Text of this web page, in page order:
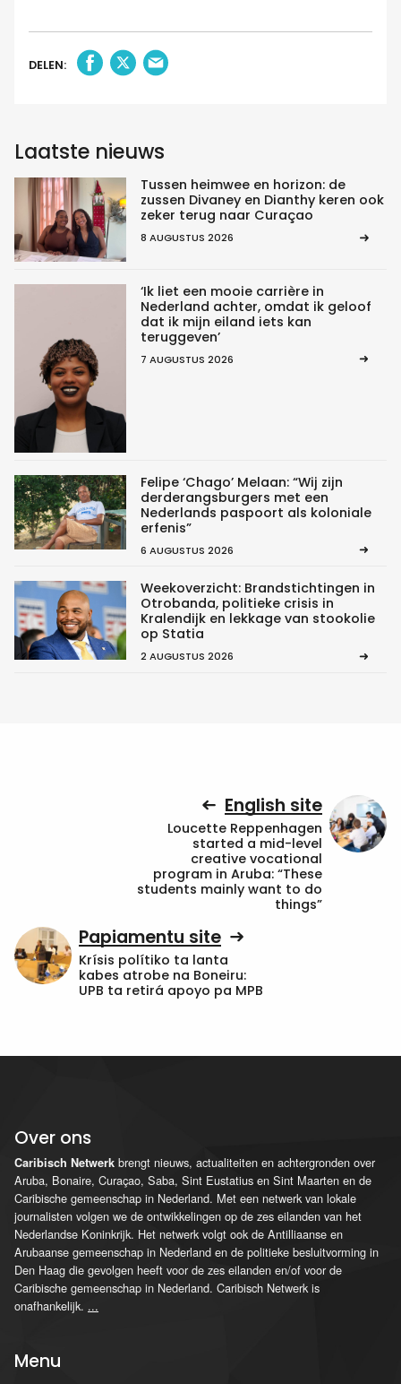
DELEN:
Laatste nieuws
Tussen heimwee en horizon: de
zussen Divaney en Dianthy keren ook
zeker terug naar Curaçao
8 AUGUSTUS 2026
‘Ik liet een mooie carrière in
Nederland achter, omdat ik geloof
dat ik mijn eiland iets kan
teruggeven’
7 AUGUSTUS 2026
Felipe ‘Chago’ Melaan: “Wij zijn
derderangsburgers met een
Nederlands paspoort als koloniale
erfenis”
6 AUGUSTUS 2026
Weekoverzicht: Brandstichtingen in
Otrobanda, politieke crisis in
Kralendijk en lekkage van stookolie
op Statia
2 AUGUSTUS 2026
English site
Loucette Reppenhagen
started a mid-level
creative vocational
program in Aruba: “These
students mainly want to do
things”
Papiamentu site
Krísis polítiko ta lanta
kabes atrobe na Boneiru:
UPB ta retirá apoyo pa MPB
Over ons
Caribisch Netwerk brengt nieuws, actualiteiten en achtergronden over
Aruba, Bonaire, Curaçao, Saba, Sint Eustatius en Sint Maarten en de
Caribische gemeenschap in Nederland. Met een netwerk van lokale
journalisten volgen we de ontwikkelingen op de zes eilanden van het
Nederlandse Koninkrijk. Het netwerk volgt ook de Antilliaanse en
Arubaanse gemeenschap in Nederland en de politieke besluitvorming in
Den Haag die gevolgen heeft voor de zes eilanden en/of voor de
Caribische gemeenschap in Nederland. Caribisch Netwerk is
onafhankelijk. ...
Menu